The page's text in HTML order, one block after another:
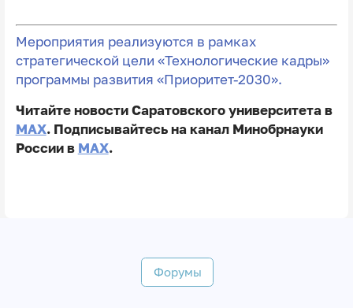
Мероприятия реализуются в рамках
стратегической цели «Технологические кадры»
программы развития «Приоритет-2030».
Читайте новости Саратовского университета в
MAX. Подписывайтесь на канал Минобрнауки
России в MAX.
Форумы